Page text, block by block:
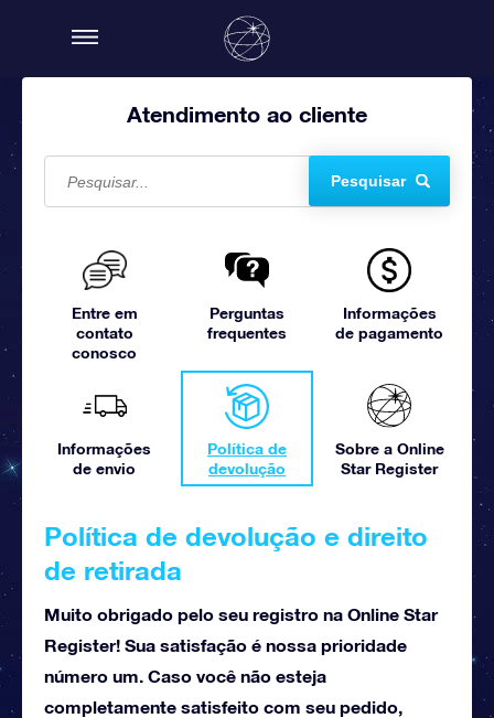
Atendimento ao cliente
Pesquisar
Entre em
contato
conosco
Perguntas
frequentes
Informações
de pagamento
Informações
de envio
Política de
devolução
Sobre a Online
Star Register
Política de devolução e direito
de retirada
Muito obrigado pelo seu registro na Online Star
Register! Sua satisfação é nossa prioridade
número um. Caso você não esteja
completamente satisfeito com seu pedido,